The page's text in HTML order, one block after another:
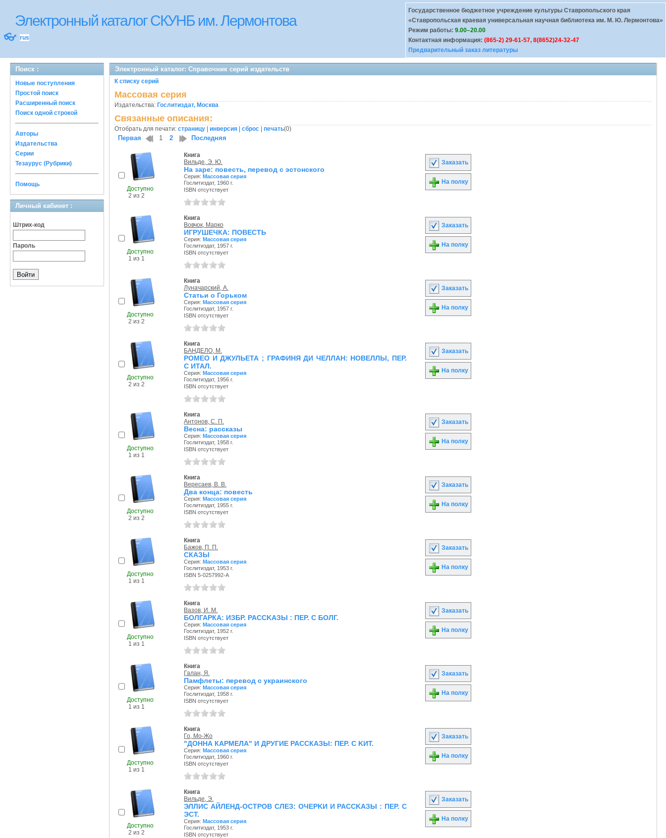
Электронный каталог СКУНБ им. Лермонтова
👓 rus
Государственное бюджетное учреждение культуры Ставропольского края
«Ставропольская краевая универсальная научная библиотека им. М. Ю. Лермонтова»
Режим работы: 9.00–20.00
Контактная информация: (865-2) 29-61-57, 8(8652)24-32-47
Предварительный заказ литературы
Поиск :
Новые поступления
Простой поиск
Расширенный поиск
Поиск одной строкой
Авторы
Издательства
Серии
Тезаурус (Рубрики)
Помощь
Личный кабинет :
Штрих-код
Пароль
Электронный каталог: Справочник серий издательств
К списку серий
Массовая серия
Издательства: Гослитиздат, Москва
Связанные описания:
Отобрать для печати: страницу инверсия сброс печать(0)
Первая 1 2 Последняя
Доступно
2 из 2
Книга
Вильде, Э. Ю.
На заре: повесть, перевод с эстонского
Серия: Массовая серия
Гослитиздат, 1960 г.
ISBN отсутствует
Заказать
На полку
Доступно
1 из 1
Книга
Вовчок, Марко
ИГРУШЕЧКА: ПOBECTЬ
Серия: Массовая серия
Гослитиздат, 1957 г.
ISBN отсутствует
Заказать
На полку
Доступно
2 из 2
Книга
Луначарский, А.
Статьи о Горьком
Серия: Массовая серия
Гослитиздат, 1957 г.
ISBN отсутствует
Заказать
На полку
Доступно
2 из 2
Книга
БАНДЕЛО, М.
РОМЕО И ДЖУЛЬЕТА ; ГРАФИНЯ ДИ ЧЕЛЛАН: HOBEЛЛЫ, ПEP.
C ИTAЛ.
Серия: Массовая серия
Гослитиздат, 1956 г.
ISBN отсутствует
Заказать
На полку
Доступно
1 из 1
Книга
Антонов, С. П.
Весна: рассказы
Серия: Массовая серия
Гослитиздат, 1958 г.
ISBN отсутствует
Заказать
На полку
Доступно
2 из 2
Книга
Вересаев, В. В.
Два конца: повесть
Серия: Массовая серия
Гослитиздат, 1955 г.
ISBN отсутствует
Заказать
На полку
Доступно
1 из 1
Книга
Бажов, П. П.
СКАЗЫ
Серия: Массовая серия
Гослитиздат, 1953 г.
ISBN 5-0257992-А
Заказать
На полку
Доступно
1 из 1
Книга
Вазов, И. М.
БОЛГАРКА: ИЗБP. PACCKAЗЫ : ПEP. C БOЛГ.
Серия: Массовая серия
Гослитиздат, 1952 г.
ISBN отсутствует
Заказать
На полку
Доступно
1 из 1
Книга
Галан, Я.
Памфлеты: перевод с украинского
Серия: Массовая серия
Гослитиздат, 1958 г.
ISBN отсутствует
Заказать
На полку
Доступно
1 из 1
Книга
Го, Мо-Жо
"ДОННА КАРМЕЛА" И ДРУГИЕ РАССКАЗЫ: ПEP. C KИT.
Серия: Массовая серия
Гослитиздат, 1960 г.
ISBN отсутствует
Заказать
На полку
Доступно
2 из 2
Книга
Вильде, Э.
ЭЛЛИС АЙЛЕНД-ОСТРОВ СЛЕЗ: OЧEPKИ И PACCKAЗЫ : ПEP. C
ЭCT.
Серия: Массовая серия
Гослитиздат, 1953 г.
ISBN отсутствует
Заказать
На полку